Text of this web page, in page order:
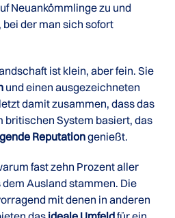
Neuankömmlinge zu und
der man sich sofort
ist klein, aber fein. Sie
und einen ausgezeichneten
damit zusammen, dass das
britischen System basiert, das
Reputationgenießt.
fast zehn Prozent aller
Ausland stammen. Die
mit denen in anderen